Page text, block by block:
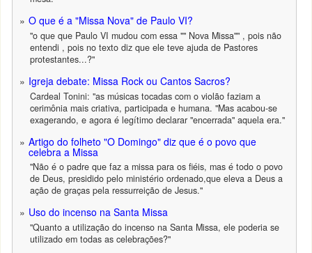
O que é a "Missa Nova" de Paulo VI?
"o que que Paulo VI mudou com essa "" Nova Missa"" , pois não
entendi , pois no texto diz que ele teve ajuda de Pastores
protestantes...?"
Igreja debate: Missa Rock ou Cantos Sacros?
Cardeal Tonini: "as músicas tocadas com o violão faziam a
cerimônia mais criativa, participada e humana. "Mas acabou-se
exagerando, e agora é legítimo declarar "encerrada" aquela era."
Artigo do folheto "O Domingo" diz que é o povo que
celebra a Missa
"Não é o padre que faz a missa para os fiéis, mas é todo o povo
de Deus, presidido pelo ministério ordenado,que eleva a Deus a
ação de graças pela ressurreição de Jesus."
Uso do incenso na Santa Missa
"Quanto a utilização do incenso na Santa Missa, ele poderia se
utilizado em todas as celebrações?"